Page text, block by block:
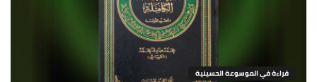
قراءة في الموسوعة الحسينية